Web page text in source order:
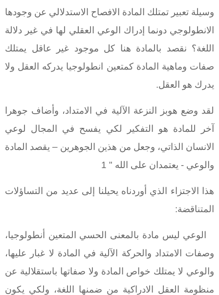
وسيلة تعبير تمتلك المادة الافصاح الاستدلالي عن وجودها
الانطولوجي دونما إدراك الوعي العقلي لها في غير دلالة
اللغة؟ نقصد بالمادة هنا كل موجود غير عاقل يمتلك
صفات وماهية المادة كمتعين انطولوجيا يدركه العقل ولا
يدرك هو العقل.
لقد وضع هوبز النزعة الآلية في الامتداد، وأضاف جوهرا
آخر للمادة هو التفكير لكي يفسح في المجال لوعي
الانسان الذاتي، وجعل من هذين الجوهرين – يقصد المادة
والوعي - يعتمدان على الله " 1
هذا الاجتزاء الذي أوردناه يحيلنا إلى عديد من التساؤلات
المتناقضة:
الوعي ليس مادة بالمعنى الحسي المتعين أنطولوجيا،
وصفات الامتداد والحركة الآلية في المادة لا غبار عليها،
والوعي لا يمتلك خواص المادة ولا صفاتها باستقلالية عن
منظومة العقل الادراكية من ضمنها اللغة، ولكي يكون